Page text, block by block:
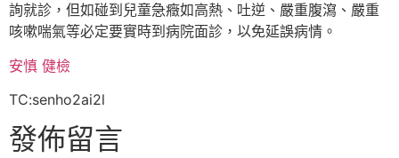
詢就診，但如碰到兒童急癥如高熱、吐逆、嚴重腹瀉、嚴重
咳嗽喘氣等必定要實時到病院面診，以免延誤病情。
安慎 健檢
TC:senho2ai2l
發佈留言